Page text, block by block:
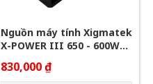
Nguồn máy tính Xigmatek
X-POWER III 650 - 600W
830,000 ₫